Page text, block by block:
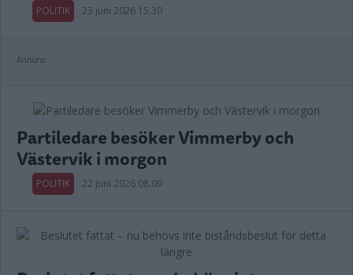
POLITIK 23 juni 2026 15.30
Annons:
Partiledare besöker Vimmerby och
Västervik i morgon
POLITIK 22 juni 2026 08.09